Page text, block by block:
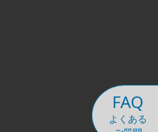
FAQ
よくある